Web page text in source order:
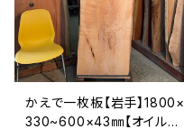
かえで一枚板【岩手】1800×
330~600×43㎜【オイル塗